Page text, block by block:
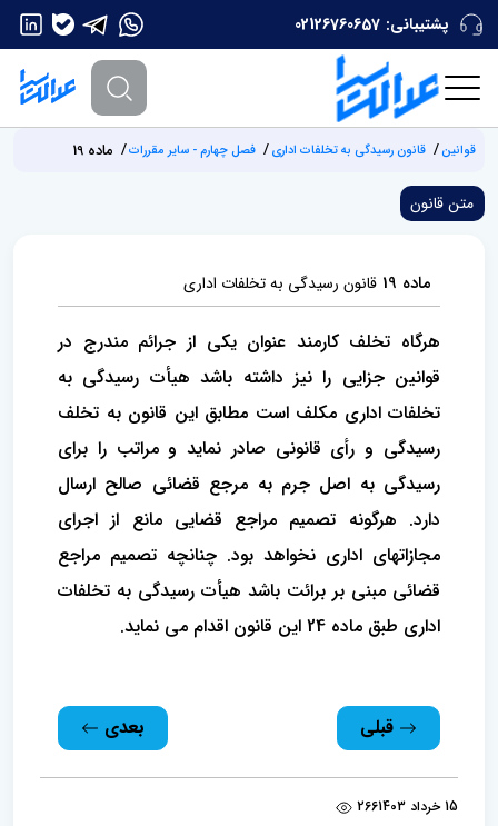
پشتیبانی: 02126760657
قوانین قانون رسیدگی به تخلفات اداری فصل چهارم - سایر مقررات ماده 19
متن قانون
ماده 19 قانون رسیدگی به تخلفات اداری
هرگاه تخلف کارمند عنوان یکی از جرائم مندرج در
قوانین جزایی را نیز داشته باشد هیأت رسیدگی به
تخلفات اداری مکلف است مطابق ‌این قانون به تخلف
رسیدگی و رأی قانونی صادر نماید و مراتب را برای
رسیدگی به اصل جرم به مرجع قضائی صالح ارسال
دارد. هرگونه تصمیم مراجع ‌قضایی مانع از اجرای
مجازاتهای اداری نخواهد بود. چنانچه تصمیم مراجع
قضائی مبنی بر برائت باشد هیأت رسیدگی به تخلفات
اداری طبق ماده 24 این‌ قانون اقدام می‌ نماید.
قبلی بعدی
15 خرداد 1403 266